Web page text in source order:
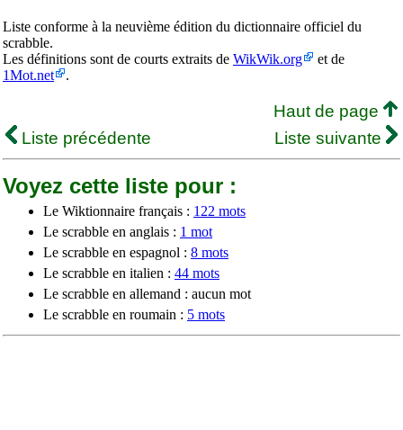
Liste conforme à la neuvième édition du dictionnaire officiel du
scrabble.
Les définitions sont de courts extraits de WikWik.org
et de
1Mot.net
.
Haut de page
Liste précédente
Liste suivante
Voyez cette liste pour :
Le Wiktionnaire français : 122 mots
Le scrabble en anglais : 1 mot
Le scrabble en espagnol : 8 mots
Le scrabble en italien : 44 mots
Le scrabble en allemand : aucun mot
Le scrabble en roumain : 5 mots